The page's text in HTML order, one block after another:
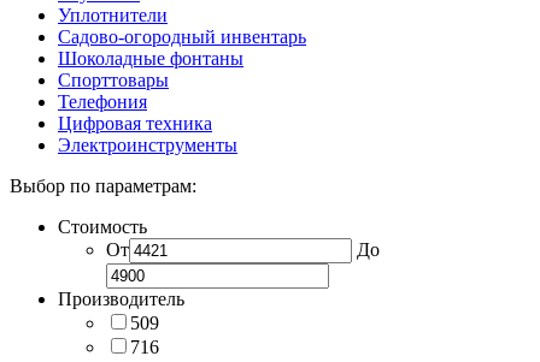
Уплотнители
Садово-огородный инвентарь
Шоколадные фонтаны
Спорттовары
Телефония
Цифровая техника
Электроинструменты
Выбор по параметрам:
Стоимость
От
До
Производитель
509
716